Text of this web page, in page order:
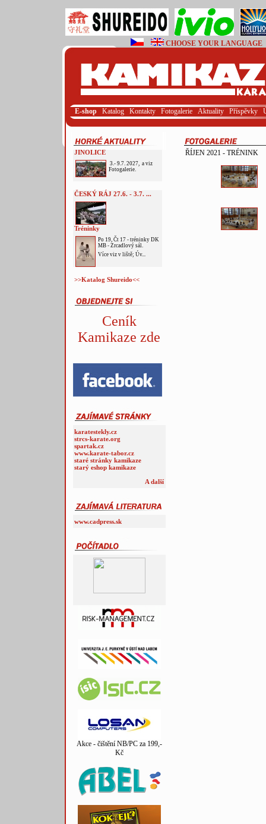
CHOOSE YOUR LANGUAGE
E-shop Katalog Kontakty Fotogalerie Aktuality Příspěvky
JINOLICE
3.- 9.7. 2027, a viz
Fotogalerie.
ČESKÝ RÁJ 27.6. - 3.7. ...
Tréninky
Po 19, Čt 17 - tréninky DK
MB - Zrcadlový sál.
Více viz v liště; Úv...
>>Katalog Shureido<<
Ceník
Kamikaze zde
karatestekly.cz
strcs-karate.org
spartak.cz
www.karate-tabor.cz
staré stránky kamikaze
starý eshop kamikaze
A další
www.cadpress.sk
Akce - čištění NB/PC za 199,-
Kč
ŘÍJEN 2021 - TRÉNINK